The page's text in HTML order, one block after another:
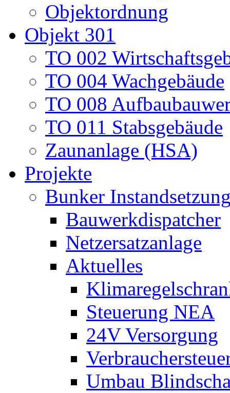
Objektordnung
Objekt 301
TO 002
TO 004 Wachgebäude
TO 008
TO 011 Stabsgebäude
Zaunanlage (HSA)
Projekte
Bunker
Bauwerkdispatcher
Netzersatzanlage
Aktuelles
Steuerung NEA
24V Versorgung
Umbau